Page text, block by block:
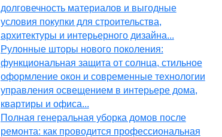
долговечность материалов и выгодные
условия покупки для строительства,
архитектуры и интерьерного дизайна...
Рулонные шторы нового поколения:
функциональная защита от солнца, стильное
оформление окон и современные технологии
управления освещением в интерьере дома,
квартиры и офиса...
Полная генеральная уборка домов после
ремонта: как проводится профессиональная